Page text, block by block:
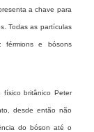
a chave para
Todas as partículas
férmions e bósons
físico britânico Peter
desde então não
do bóson até o